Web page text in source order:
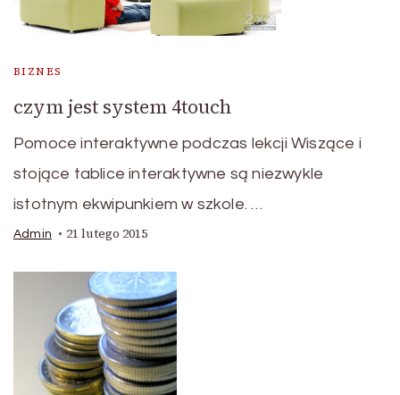
BIZNES
czym jest system 4touch
Pomoce interaktywne podczas lekcji Wiszące i
stojące tablice interaktywne są niezwykle
istotnym ekwipunkiem w szkole. …
Admin 21 lutego 2015